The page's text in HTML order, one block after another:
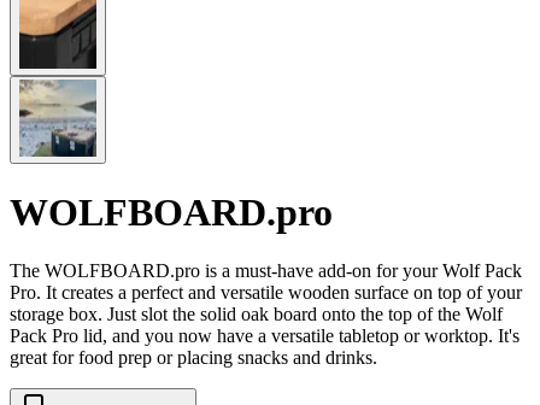
WOLFBOARD.pro
The WOLFBOARD.pro is a must-have add-on for your Wolf Pack
Pro. It creates a perfect and versatile wooden surface on top of your
storage box. Just slot the solid oak board onto the top of the Wolf
Pack Pro lid, and you now have a versatile tabletop or worktop. It's
great for food prep or placing snacks and drinks.